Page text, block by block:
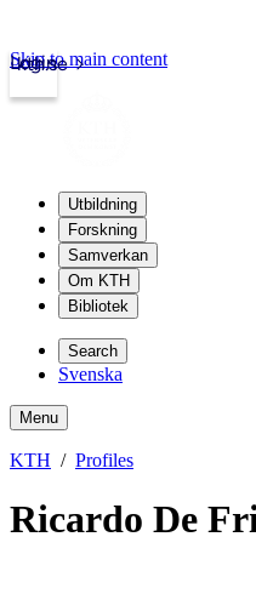
kth.se
Login
Skip to main content
Utbildning
Forskning
Samverkan
Om KTH
Bibliotek
Search
Svenska
Menu
KTH Profiles
Ricardo De